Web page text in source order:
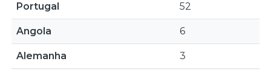
Portugal 52
Angola 6
Alemanha 3